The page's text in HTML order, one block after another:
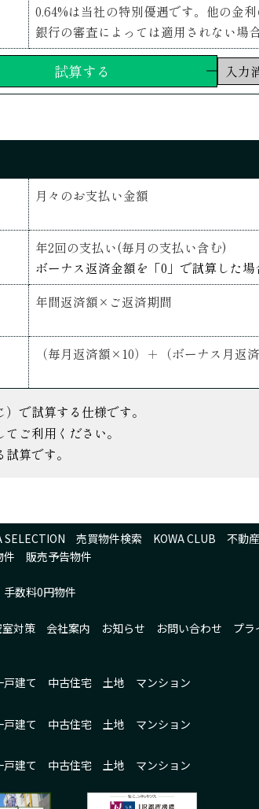
0.64%は当社の特別優遇です。他の金
銀行の審査によっては適用されない場
月々のお支払い金額
年2回の支払い(毎月の支払い含む)
ボーナス返済金額を「0」で試算した
年間返済額×ご返済期間
（毎月返済額×10）＋（ボーナス月返
で試算する仕様です。
ご利用ください。
算です。
SELECTION 売買物件検索 KOWA CLUB
不動
件
販売予告物件
手数料0円物件
対策 会社案内 お知らせ お問い合わせ
プラ
戸建て 中古住宅 土地 マンション
戸建て 中古住宅 土地 マンション
戸建て 中古住宅 土地 マンション